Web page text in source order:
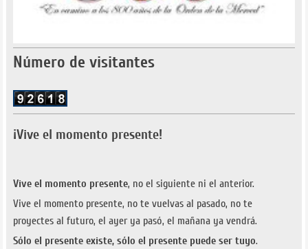
Número de visitantes
¡Vive el momento presente!
Vive el momento presente, no el siguiente ni el anterior.
Vive el momento presente, no te vuelvas al pasado, no te
proyectes al futuro, el ayer ya pasó, el mañana ya vendrá.
Sólo el presente existe, sólo el presente puede ser tuyo.